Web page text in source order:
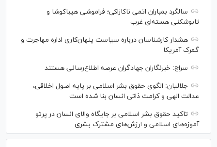
سالگرد بمباران اتمی ناکازاکی؛ فراموشی هیباکوشا و
تابوشکنی هسته‌ای غرب
هشدار کارشناسان درباره سیاست پنهان‌کاری اداره مهاجرت و
گمرک آمریکا
سراج: خبرنگاران جهادگران عرصه اطلاع‌رسانی هستند
جلالیان: الگوی حقوق بشر اسلامی بر پایه اصول اخلاقی،
عدالت الهی و کرامت ذاتی انسان بنا شده است
تاکید حقوق بشر اسلامی بر جایگاه والای انسان در پرتو
آموزه‌های اسلامی و ارزش‌های مشترک بشری